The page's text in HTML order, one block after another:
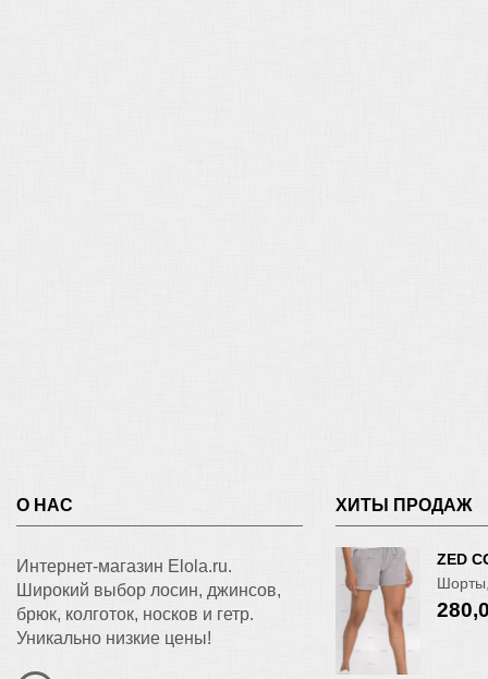
О НАС
Интернет-магазин Elola.ru.
Широкий выбор лосин, джинсов,
брюк, колготок, носков и гетр.
Уникально низкие цены!
ХИТЫ ПРОДАЖ
ZED